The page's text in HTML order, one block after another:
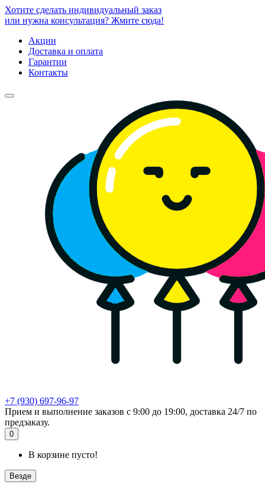
Хотите сделать индивидуальный заказ
или нужна консультация? Жмите сюда!
Акции
Доставка и оплата
Гарантии
Контакты
+7 (930) 697-96-97
Прием и выполнение заказов с 9:00 до 19:00, доставка 24/7 по
предзаказу.
0
В корзине пусто!
Везде